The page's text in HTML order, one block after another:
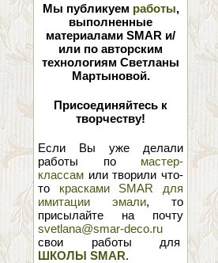
Мы публикуем работы,
выполненные
материалами SMAR и/
или по авторским
технологиям Светланы
Мартыновой.
Присоединяйтесь к
творчеству!
Если Вы уже делали
работы по мастер-
классам или творили что-
то красками SMAR для
имитации эмали, то
присылайте на почту
svetlana@smar-deco.ru
свои работы для
ШКОЛЫ SMAR.